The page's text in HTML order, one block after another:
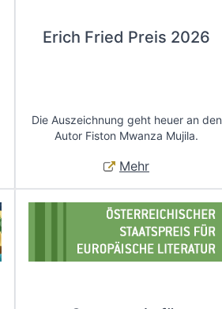
Erich Fried Preis 2026
Die Auszeichnung geht heuer an den
Autor Fiston Mwanza Mujila.
Mehr